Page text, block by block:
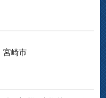
宮崎市